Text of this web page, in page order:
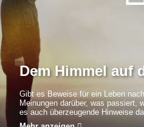
Dem Himmel auf
Gibt es Beweise für ein Leben
Meinungen darüber, was passiert,
es auch überzeugende Hinweise